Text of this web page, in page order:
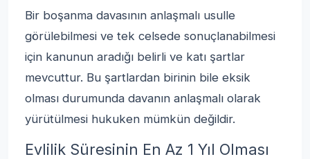
Bir boşanma davasının anlaşmalı usulle
görülebilmesi ve tek celsede sonuçlanabilmesi
için kanunun aradığı belirli ve katı şartlar
mevcuttur. Bu şartlardan birinin bile eksik
olması durumunda davanın anlaşmalı olarak
yürütülmesi hukuken mümkün değildir.
Evlilik Süresinin En Az 1 Yıl Olması